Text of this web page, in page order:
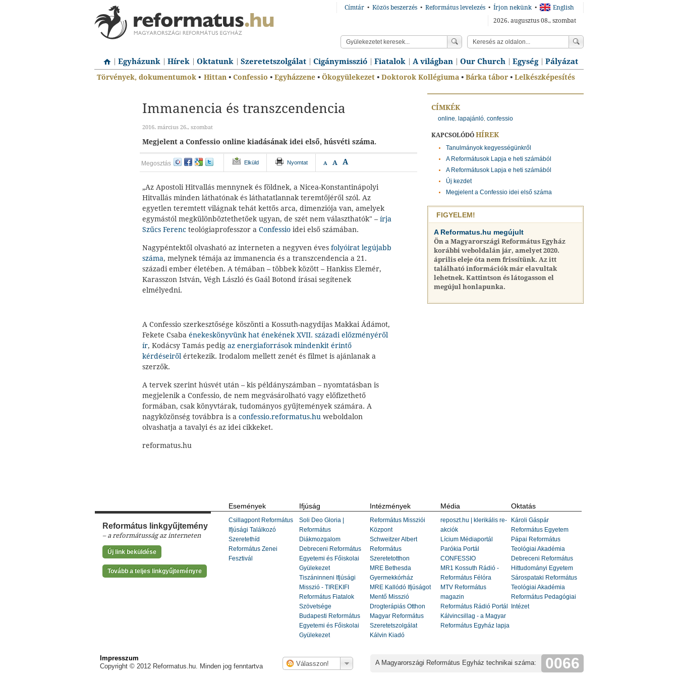
Címtár • Közös beszerzés • Református levelezés • Írjon nekünk •
English
2026. augusztus 08., szombat
Egyházunk Hírek Oktatunk Szeretetszolgálat Cigánymisszió Fiatalok A világban Our Church Egység Pályázat
Törvények, dokumentumok • Hittan • Confessio • Egyházzene • Ökogyülekezet • Doktorok Kollégiuma • Bárka tábor • Lelkészképesítés
Immanencia és transzcendencia
2016. március 26., szombat
Megjelent a Confessio online kiadásának idei első, húsvéti száma.
Megosztás Elküld Nyomtat A A A
„Az Apostoli Hitvallás mennynek és földnek, a Nicea-Konstantinápolyi
Hitvallás minden láthatónak és láthatatlannak teremtőjéről szól. Az
egyetlen teremtett világnak tehát kettős arca, dimenziója van, amelyek
egymástól megkülönböztethetőek ugyan, de szét nem választhatók" – írja
Szűcs Ferenc teológiaprofesszor a Confessio idei első számában.
Nagypéntektől olvasható az interneten a negyven éves folyóirat legújabb
száma, melynek témája az immanencia és a transzcendencia a 21.
századi ember életében. A témában – többek között – Hankiss Elemér,
Karasszon István, Végh László és Gaál Botond írásai segítenek
elmélyedni.
A Confessio szerkesztősége köszönti a Kossuth-nagydíjas Makkai Ádámot,
Fekete Csaba énekeskönyvünk hat énekének XVII. századi előzményéről
ír, Kodácsy Tamás pedig az energiaforrások mindenkit érintő
kérdéseiről értekezik. Irodalom mellett zenét és filmet is ajánlanak a
szerzők.
A tervek szerint húsvét után – kis példányszámban – nyomtatásban is
megjelenik a Confessio, de nem megvásárolható vagy előfizethető
formában, csak könyvtárak, tudományos gyűjtemények számára. A
nagyközönség továbbra is a confessio.reformatus.hu weboldalon
olvashatja a tavalyi és az idei cikkeket.
reformatus.hu
CÍMKÉK
online, lapajánló, confessio
KAPCSOLÓDÓ HÍREK
Tanulmányok kegyességünkről
A Reformátusok Lapja e heti számából
A Reformátusok Lapja e heti számából
Új kezdet
Megjelent a Confessio idei első száma
FIGYELEM!
A Reformatus.hu megújult
Ön a Magyarországi Református Egyház
korábbi weboldalán jár, amelyet 2020.
április eleje óta nem frissítünk. Az itt
található információk már elavultak
lehetnek. Kattintson és látogasson el
megújul honlapunka.
Református linkgyűjtemény
– a reformátusság az interneten
Új link beküldése
Tovább a teljes linkgyűjteményre
Események
Csillagpont Református
Ifjúsági Találkozó
Szeretethíd
Református Zenei
Fesztivál
Ifjúság
Soli Deo Gloria |
Református
Diákmozgalom
Debreceni Református
Egyetemi és Főiskolai
Gyülekezet
Tiszáninneni Ifjúsági
Misszió - TIREKIFI
Református Fiatalok
Szövetsége
Budapesti Református
Egyetemi és Főiskolai
Gyülekezet
Intézmények
Református Missziói
Központ
Schweitzer Albert
Református
Szeretetotthon
MRE Bethesda
Gyermekkórház
MRE Kallódó Ifjúságot
Mentő Misszió
Drogterápiás Otthon
Magyar Református
Szeretetszolgálat
Kálvin Kiadó
Média
reposzt.hu | klerikális re-
akciók
Lícium Médiaportál
Parókia Portál
CONFESSIO
MR1 Kossuth Rádió -
Református Félóra
MTV Református
magazin
Református Rádió Portál
Kálvincsillag - a Magyar
Református Egyház lapja
Oktatás
Károli Gáspár
Református Egyetem
Pápai Református
Teológiai Akadémia
Debreceni Református
Hittudományi Egyetem
Sárospataki Református
Teológiai Akadémia
Református Pedagógiai
Intézet
Impresszum
Copyright © 2012 Reformatus.hu. Minden jog fenntartva
A Magyarországi Református Egyház technikai száma: 0066